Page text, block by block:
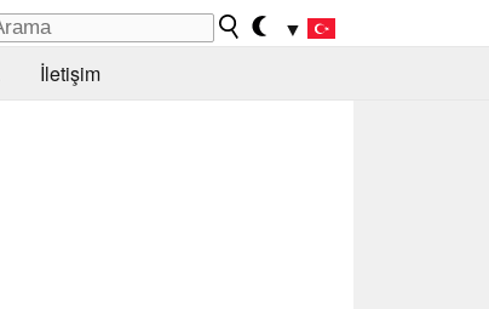
▼
İletişim